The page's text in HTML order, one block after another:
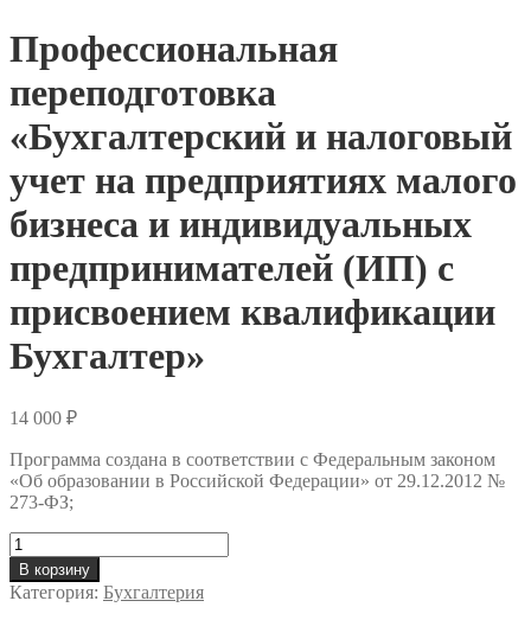
Профессиональная
переподготовка
«Бухгалтерский и налоговый
учет на предприятиях малого
бизнеса и индивидуальных
предпринимателей (ИП) с
присвоением квалификации
Бухгалтер»
14 000 ₽
Программа создана в соответствии с Федеральным законом
«Об образовании в Российской Федерации» от 29.12.2012 №
273-ФЗ;
Количество
товара
Профессиональная
переподготовка
В корзину
Категория: Бухгалтерия